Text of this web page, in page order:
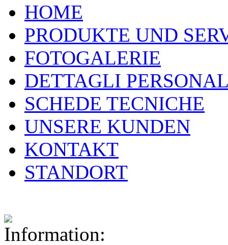
HOME
PRODUKTE UND
FOTOGALERIE
DETTAGLI
SCHEDE TECNICHE
UNSERE KUNDEN
KONTAKT
STANDORT